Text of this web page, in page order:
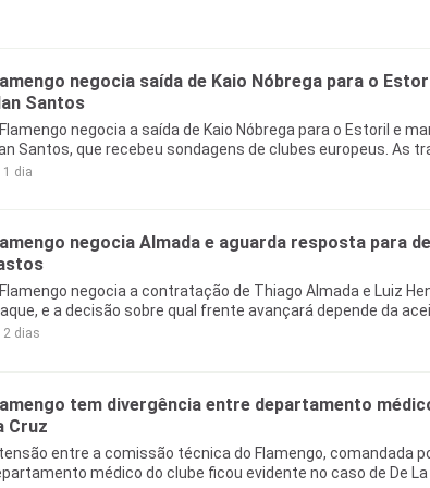
negocia saída de Kaio Nóbrega para o
Santos
negocia a saída de Kaio Nóbrega para o Estoril e
Santos, que recebeu sondagens de clubes europeus. As
1 dia
negocia Almada e aguarda resposta para
negocia a contratação de Thiago Almada e Luiz
e a decisão sobre qual frente avançará depende da
2 dias
tem divergência entre departamento
Cruz
entre a comissão técnica do Flamengo, comandada
médico do clube ficou evidente no caso de De La